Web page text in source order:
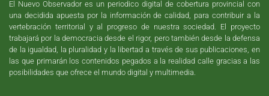
El Nuevo Observador es un periodico digital de cobertura provincial con
una decidida apuesta por la información de calidad, para contribuir a la
vertebración territorial y al progreso de nuestra sociedad. El proyecto
trabajará por la democracia desde el rigor, pero también desde la defensa
de la igualdad, la pluralidad y la libertad a través de sus publicaciones, en
las que primarán los contenidos pegados a la realidad calle gracias a las
posibilidades que ofrece el mundo digital y multimedia.